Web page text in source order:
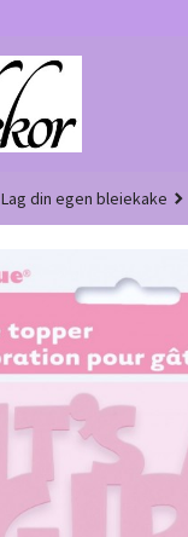
Lag din egen bleiekake